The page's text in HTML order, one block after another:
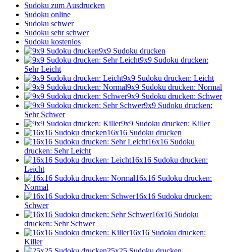
Sudoku zum Ausdrucken
Sudoku online
Sudoku schwer
Sudoku sehr schwer
Sudoku kostenlos
9x9 Sudoku drucken
9x9 Sudoku drucken:
Sehr Leicht
9x9 Sudoku drucken: Leicht
9x9 Sudoku drucken: Normal
9x9 Sudoku drucken: Schwer
9x9 Sudoku drucken:
Sehr Schwer
9x9 Sudoku drucken: Killer
16x16 Sudoku drucken
16x16 Sudoku
drucken: Sehr Leicht
16x16 Sudoku drucken:
Leicht
16x16 Sudoku drucken:
Normal
16x16 Sudoku drucken:
Schwer
16x16 Sudoku
drucken: Sehr Schwer
16x16 Sudoku drucken:
Killer